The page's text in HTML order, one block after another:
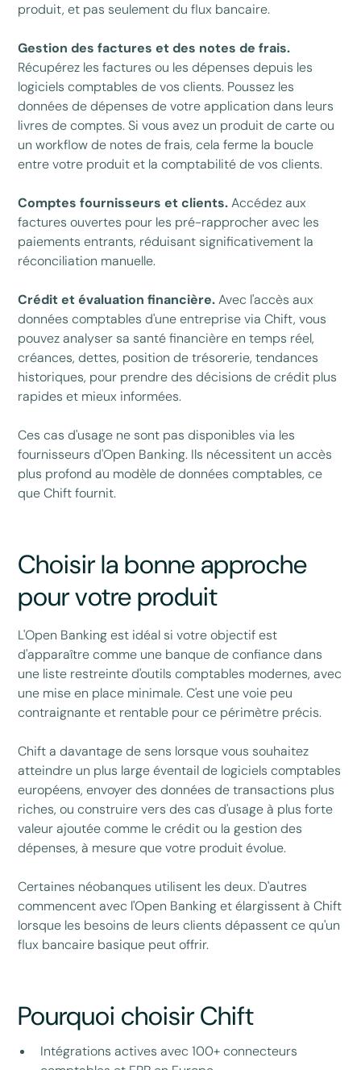
produit, et pas seulement du flux bancaire.
Gestion des factures et des notes de frais.
Récupérez les factures ou les dépenses depuis les
logiciels comptables de vos clients. Poussez les
données de dépenses de votre application dans leurs
livres de comptes. Si vous avez un produit de carte ou
un workflow de notes de frais, cela ferme la boucle
entre votre produit et la comptabilité de vos clients.
Comptes fournisseurs et clients.Accédez aux
factures ouvertes pour les pré-rapprocher avec les
paiements entrants, réduisant significativement la
réconciliation manuelle.
Crédit et évaluation financière.Avec l'accès aux
données comptables d'une entreprise via Chift, vous
pouvez analyser sa santé financière en temps réel,
créances, dettes, position de trésorerie, tendances
historiques, pour prendre des décisions de crédit plus
rapides et mieux informées.
Ces cas d'usage ne sont pas disponibles via les
fournisseurs d'Open Banking. Ils nécessitent un accès
plus profond au modèle de données comptables, ce
que Chift fournit.
Choisir la bonne approche
pour votre produit
L'Open Banking est idéal si votre objectif est
d'apparaître comme une banque de confiance dans
une liste restreinte d'outils comptables modernes, avec
une mise en place minimale. C'est une voie peu
contraignante et rentable pour ce périmètre précis.
Chift a davantage de sens lorsque vous souhaitez
atteindre un plus large éventail de logiciels comptables
européens, envoyer des données de transactions plus
riches, ou construire vers des cas d'usage à plus forte
valeur ajoutée comme le crédit ou la gestion des
dépenses, à mesure que votre produit évolue.
Certaines néobanques utilisent les deux. D'autres
commencent avec l'Open Banking et élargissent à Chift
lorsque les besoins de leurs clients dépassent ce qu'un
flux bancaire basique peut offrir.
Pourquoi choisir Chift
Intégrations actives avec 100+ connecteurs